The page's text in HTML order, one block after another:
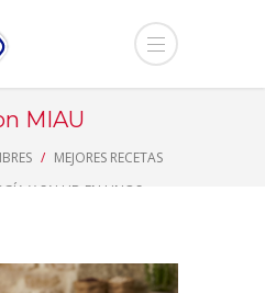
MIAU
MEJORES RECETAS
Y SALUD EN UNOS